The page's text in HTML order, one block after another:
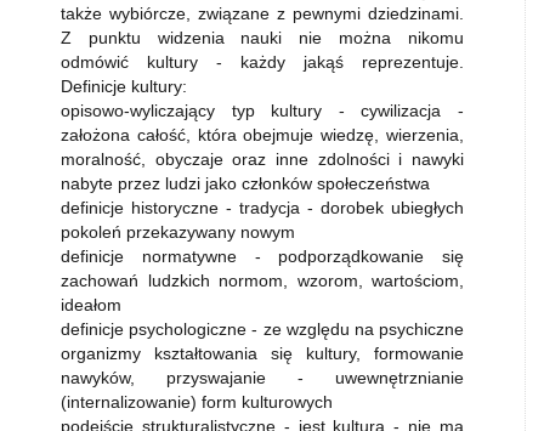
także wybiórcze, związane z pewnymi dziedzinami.
Z punktu widzenia nauki nie można nikomu
odmówić kultury - każdy jakąś reprezentuje.
Definicje kultury:
opisowo-wyliczający typ kultury - cywilizacja -
założona całość, która obejmuje wiedzę, wierzenia,
moralność, obyczaje oraz inne zdolności i nawyki
nabyte przez ludzi jako członków społeczeństwa
definicje historyczne - tradycja - dorobek ubiegłych
pokoleń przekazywany nowym
definicje normatywne - podporządkowanie się
zachowań ludzkich normom, wzorom, wartościom,
ideałom
definicje psychologiczne - ze względu na psychiczne
organizmy kształtowania się kultury, formowanie
nawyków, przyswajanie - uwewnętrznianie
(internalizowanie) form kulturowych
podejście strukturalistyczne - jest kultura - nie ma